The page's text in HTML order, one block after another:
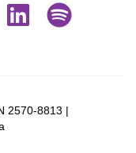
2570-8813 |